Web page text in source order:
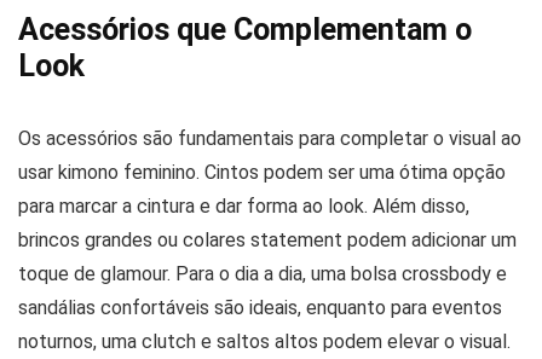
Acessórios que Complementam o
Look
Os acessórios são fundamentais para completar o visual ao
usar kimono feminino. Cintos podem ser uma ótima opção
para marcar a cintura e dar forma ao look. Além disso,
brincos grandes ou colares statement podem adicionar um
toque de glamour. Para o dia a dia, uma bolsa crossbody e
sandálias confortáveis são ideais, enquanto para eventos
noturnos, uma clutch e saltos altos podem elevar o visual.